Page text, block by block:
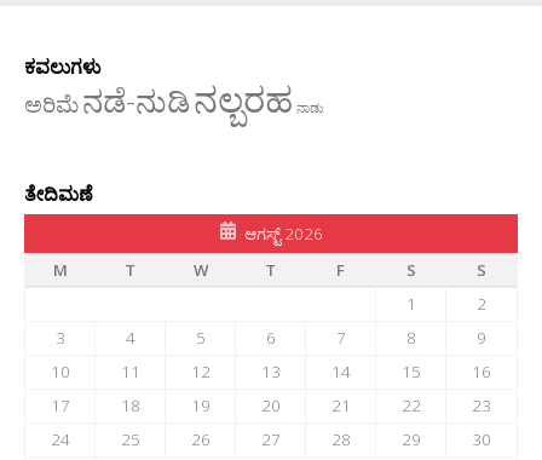
ಕವಲುಗಳು
ಅರಿಮೆನಡೆ-ನುಡಿನಲ್ಬರಹ ನಾಡು
ತೇದಿಮಣೆ
ಆಗಸ್ಟ್ 2026
M
T W T F S
S
1
2
3
4 5 6 7 8
9
10
11 12 13 14 15
16
17
18 19 20 21 22
23
24
25 26 27 28 29
30